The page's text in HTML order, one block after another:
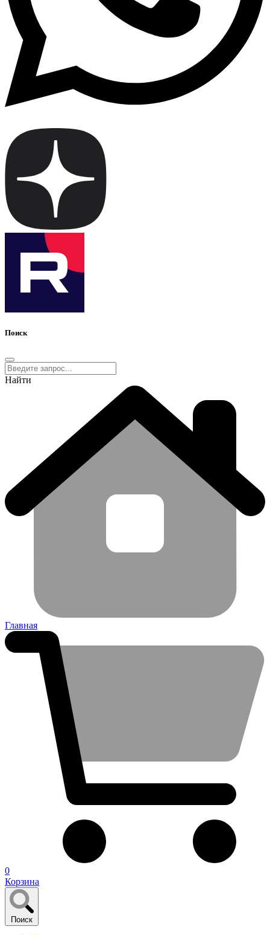
Поиск
Найти
Главная
0
Корзина
Поиск